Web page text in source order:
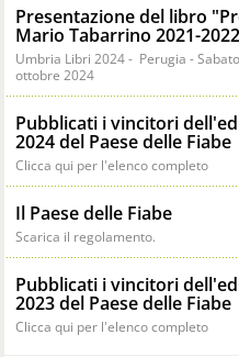
Presentazione del libro
Mario Tabarrino 2021-
Umbria Libri 2024 - Perugia -
ottobre 2024
Pubblicati i vincitori
2024 del Paese delle Fiabe
Clicca qui per l'elenco completo
Il Paese delle Fiabe
Scarica il regolamento.
Pubblicati i vincitori
2023 del Paese delle Fiabe
Clicca qui per l'elenco completo